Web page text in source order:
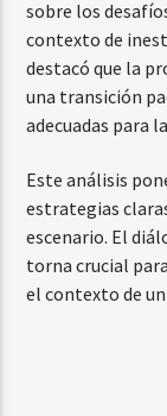
sobre los
contexto de
destacó que la
una transición
adecuadas para
Este análisis
estrategias
escenario. El
torna crucial
el contexto de